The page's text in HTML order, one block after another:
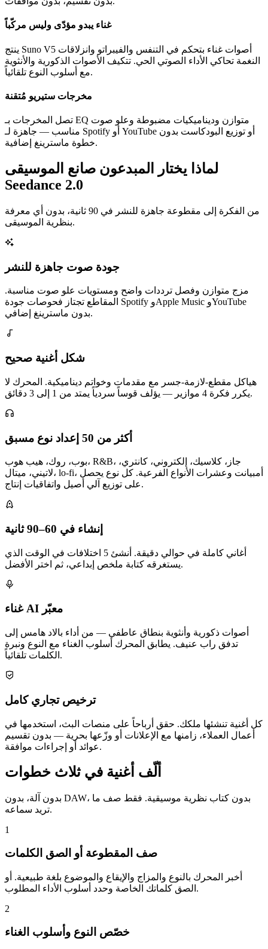
غناء يبدو مؤدّى وليس مركّباً
ينتج Suno V5 أصوات غناء بتحكم في التنفس والفيبراتو وانزلاقات
النغمة تحاكي الأداء الصوتي الحي. تتكيف الأصوات الذكورية والأنثوية
مع أسلوب النوع تلقائياً.
مخرجات ستيريو مُتقنة
تصل المخرجات بـ EQ متوازن وديناميكيات مضبوطة وعلو صوت
مناسب — جاهزة لـ Spotify أو YouTube أو توزيع البودكاست بدون
خطوة ماسترينغ إضافية.
لماذا يختار المبدعون صانع الموسيقى
Seedance 2.0
من الفكرة إلى مقطوعة جاهزة للنشر في 90 ثانية، بدون أي معرفة
بنظرية الموسيقى.
جودة صوت جاهزة للنشر
مزج متوازن وفصل ترددات واضح ومستويات علو صوت مناسبة.
المقاطع تجتاز فحوصات جودة Spotify وApple Music وYouTube
بدون ماسترينغ إضافي.
شكل أغنية صحيح
هياكل مقطع-لازمة-جسر مع مقدمات وخواتم ديناميكية. المحرك لا
يكرر فكرة 4 موازير — يؤلف قوساً سردياً يمتد من 1 إلى 3 دقائق.
أكثر من 50 إعداد نوع مسبق
بوب، روك، هيب هوب، R&B، جاز، كلاسيك، إلكتروني، كانتري،
لاتيني، ميتال، lo-fi، أمبيانت وعشرات الأنواع الفرعية. كل نوع يحصل
على توزيع آلي أصيل واتفاقيات إنتاج.
إنشاء في 60–90 ثانية
أغاني كاملة في حوالي دقيقة. أنشئ 5 اختلافات في الوقت الذي
يستغرقه كتابة ملخص إبداعي، ثم اختر الأفضل.
غناء AI معبّر
أصوات ذكورية وأنثوية بنطاق عاطفي — من أداء بالاد هامس إلى
تدفق راب عنيف. يطابق المحرك أسلوب الغناء مع النوع ونبرة
الكلمات تلقائياً.
ترخيص تجاري كامل
كل أغنية تنشئها ملكك. حقق أرباحاً على منصات البث، استخدمها في
أعمال العملاء، زامنها مع الإعلانات أو وزّعها بحرية — بدون تقسيم
عوائد أو إجراءات موافقة.
ألّف أغنية في ثلاث خطوات
بدون آلة، بدون DAW، بدون كتاب نظرية موسيقية. فقط صف ما
تريد سماعه.
1
صف المقطوعة أو الصق الكلمات
أخبر المحرك بالنوع والمزاج والإيقاع والموضوع بلغة طبيعية. أو
الصق كلماتك الخاصة وحدد أسلوب الأداء المطلوب.
2
خصّص النوع وأسلوب الغناء